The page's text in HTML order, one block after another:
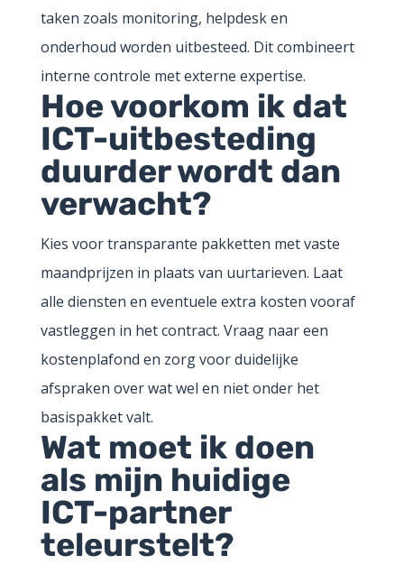
taken zoals monitoring, helpdesk en
onderhoud worden uitbesteed. Dit combineert
interne controle met externe expertise.
Hoe voorkom ik dat
ICT-uitbesteding
duurder wordt dan
verwacht?
Kies voor transparante pakketten met vaste
maandprijzen in plaats van uurtarieven. Laat
alle diensten en eventuele extra kosten vooraf
vastleggen in het contract. Vraag naar een
kostenplafond en zorg voor duidelijke
afspraken over wat wel en niet onder het
basispakket valt.
Wat moet ik doen
als mijn huidige
ICT-partner
teleurstelt?